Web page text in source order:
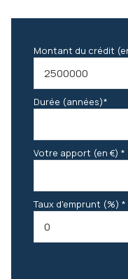
Montant du crédit
Durée (années)*
Votre apport (en €) *
Taux d'emprunt (%) *